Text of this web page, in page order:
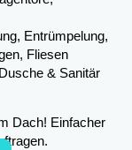
Entrümpelung,
Fliesen
& Sanitär
Dach! Einfacher